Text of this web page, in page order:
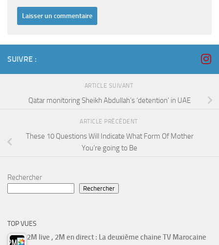
SUIVRE :
ARTICLE SUIVANT
Qatar monitoring Sheikh Abdullah’s ‘detention’ in UAE
ARTICLE PRÉCÉDENT
These 10 Questions Will Indicate What Form Of Mother
You’re going to Be
Rechercher
Rechercher
TOP VUES
2M live , 2M en direct : La deuxième chaine TV Marocaine